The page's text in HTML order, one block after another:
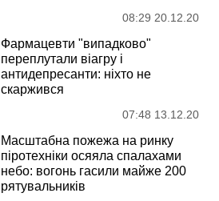
08:29 20.12.20
Фармацевти "випадково"
переплутали віагру і
антидепресанти: ніхто не
скаржився
07:48 13.12.20
Масштабна пожежа на ринку
піротехніки осяяла спалахами
небо: вогонь гасили майже 200
рятувальників